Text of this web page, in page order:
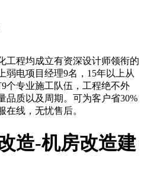
工程均成立有资深设计师领衔的
弱电项目经理9名，15年以上从
个专业施工队伍，工程绝不外
品质以及周期。可为客户省30%
在线，无忧售后。
造-机房改造建